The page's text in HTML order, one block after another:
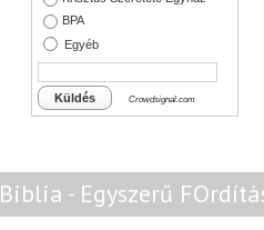
BPA
Egyéb
Küldés Crowdsignal.com
Biblia - Egyszerű